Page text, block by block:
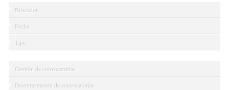
Buscador
Fecha
Tipo
Gestión de convocatorias
Documentación de convocatorias